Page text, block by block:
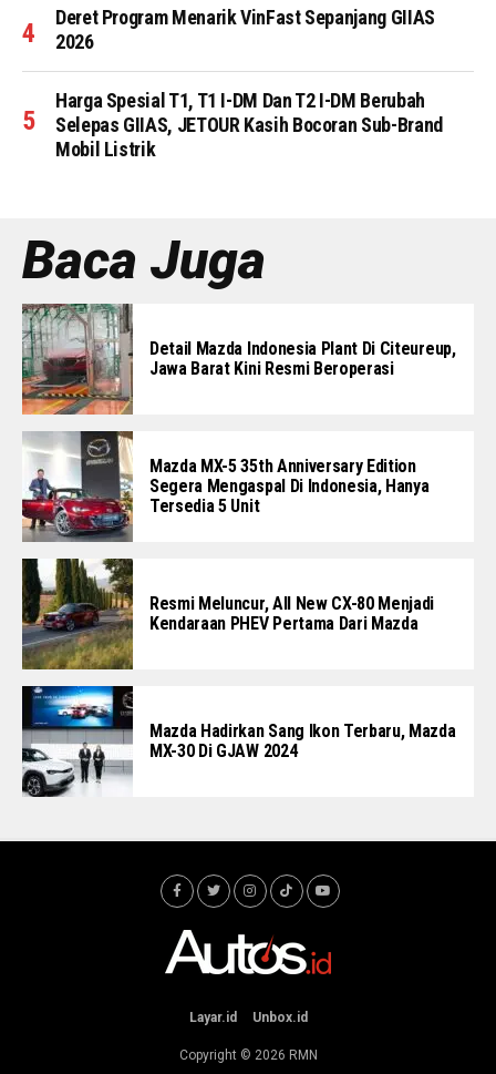
Deret Program Menarik VinFast Sepanjang GIIAS
2026
Harga Spesial T1, T1 I-DM Dan T2 I-DM Berubah
Selepas GIIAS, JETOUR Kasih Bocoran Sub-Brand
Mobil Listrik
Baca Juga
Detail Mazda Indonesia Plant Di Citeureup,
Jawa Barat Kini Resmi Beroperasi
Mazda MX-5 35th Anniversary Edition
Segera Mengaspal Di Indonesia, Hanya
Tersedia 5 Unit
Resmi Meluncur, All New CX-80 Menjadi
Kendaraan PHEV Pertama Dari Mazda
Mazda Hadirkan Sang Ikon Terbaru, Mazda
MX-30 Di GJAW 2024
Layar.id Unbox.id
Copyright © 2026 RMN